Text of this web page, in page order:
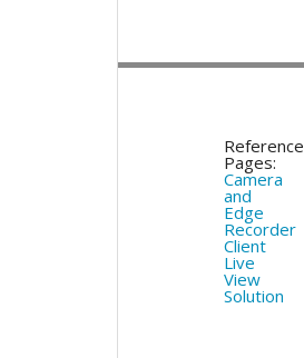
Reference
Pages:
Camera
and
Edge
Recorder
Client
Live
View
Solution